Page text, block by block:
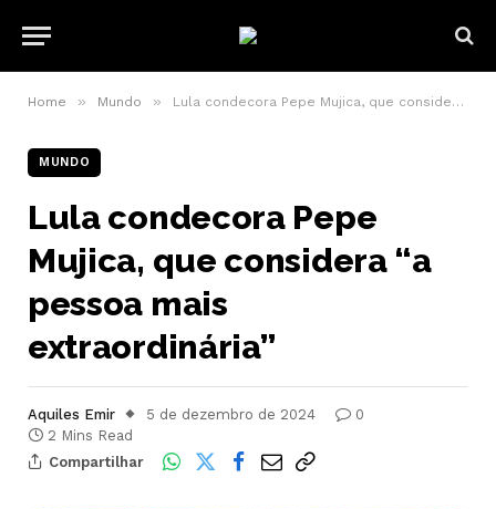
Home » Mundo » Lula condecora Pepe Mujica, que considera “a pessoa mais extraordinária”
MUNDO
Lula condecora Pepe
Mujica, que considera “a
pessoa mais
extraordinária”
Aquiles Emir 5 de dezembro de 2024
0
2 Mins Read
Compartilhar